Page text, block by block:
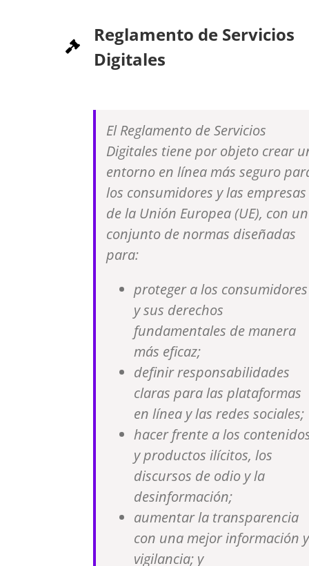
Reglamento de Servicios
Digitales
El Reglamento de Servicios
Digitales tiene por objeto crear
entorno en línea más seguro
los consumidores y las empresas
de la Unión Europea (UE), con un
conjunto de normas diseñadas
para:
proteger a los consumidores
y sus derechos
fundamentales de manera
más eficaz;
definir responsabilidades
claras para las plataformas
en línea y las redes sociales;
hacer frente a los
y productos ilícitos, los
discursos de odio y la
desinformación;
aumentar la transparencia
con una mejor información y
vigilancia; y